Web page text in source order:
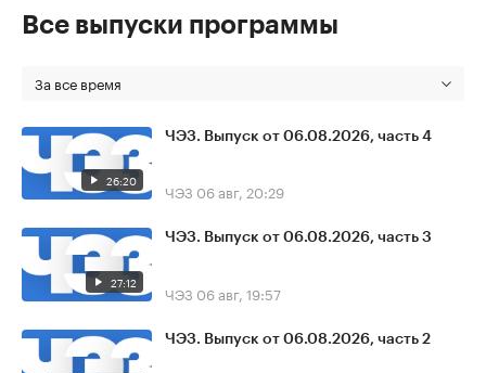
Все выпуски программы
За все время
26:20
ЧЭЗ. Выпуск от 06.08.2026, часть 4
ЧЭЗ 06 авг, 20:29
27:12
ЧЭЗ. Выпуск от 06.08.2026, часть 3
ЧЭЗ 06 авг, 19:57
ЧЭЗ. Выпуск от 06.08.2026, часть 2